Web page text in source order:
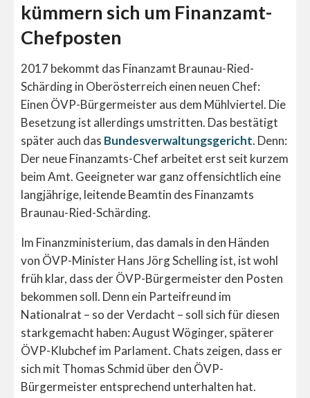
kümmern sich um Finanzamt-
Chefposten
2017 bekommt das Finanzamt Braunau-Ried-
Schärding in Oberösterreich einen neuen Chef:
Einen ÖVP-Bürgermeister aus dem Mühlviertel. Die
Besetzung ist allerdings umstritten. Das bestätigt
später auch das Bundesverwaltungsgericht. Denn:
Der neue Finanzamts-Chef arbeitet erst seit kurzem
beim Amt. Geeigneter war ganz offensichtlich eine
langjährige, leitende Beamtin des Finanzamts
Braunau-Ried-Schärding.
Im Finanzministerium, das damals in den Händen
von ÖVP-Minister Hans Jörg Schelling ist, ist wohl
früh klar, dass der ÖVP-Bürgermeister den Posten
bekommen soll. Denn ein Parteifreund im
Nationalrat – so der Verdacht – soll sich für diesen
starkgemacht haben: August Wöginger, späterer
ÖVP-Klubchef im Parlament. Chats zeigen, dass er
sich mit Thomas Schmid über den ÖVP-
Bürgermeister entsprechend unterhalten hat.